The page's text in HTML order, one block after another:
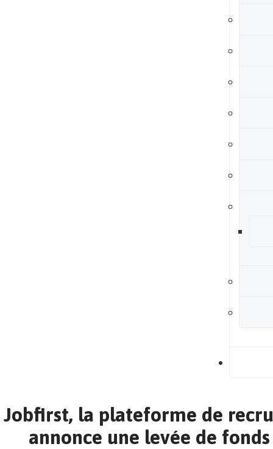
Jobfirst, la plateforme de
annonce une levée de